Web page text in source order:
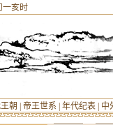
一亥时
朝 帝王世系 年代纪表 中